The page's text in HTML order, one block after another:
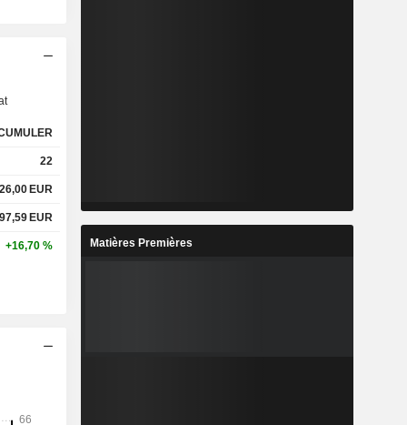
22
EUR
EUR
+16,70 % Matières Premières